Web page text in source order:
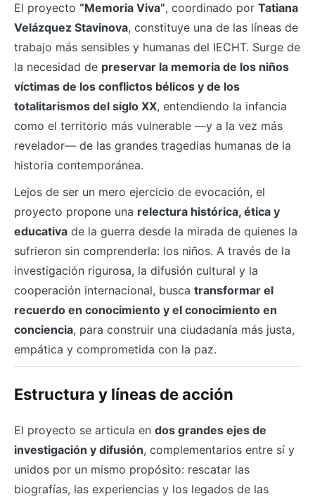
El proyecto “Memoria Viva”, coordinado por Tatiana
Velázquez Stavinova, constituye una de las líneas de
trabajo más sensibles y humanas del IECHT. Surge de
la necesidad de preservar la memoria de los niños
víctimas de los conflictos bélicos y de los
totalitarismos del siglo XX, entendiendo la infancia
como el territorio más vulnerable —y a la vez más
revelador— de las grandes tragedias humanas de la
historia contemporánea.
Lejos de ser un mero ejercicio de evocación, el
proyecto propone una relectura histórica, ética y
educativa de la guerra desde la mirada de quienes la
sufrieron sin comprenderla: los niños. A través de la
investigación rigurosa, la difusión cultural y la
cooperación internacional, busca transformar el
recuerdo en conocimiento y el conocimiento en
conciencia, para construir una ciudadanía más justa,
empática y comprometida con la paz.
Estructura y líneas de acción
El proyecto se articula en dos grandes ejes de
investigación y difusión, complementarios entre sí y
unidos por un mismo propósito: rescatar las
biografías, las experiencias y los legados de las